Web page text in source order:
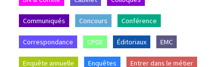
Communiqués Concours Conférence
Correspondance CPGE Éditoriaux EMC
Enquête annuelle Enquêtes Entrer dans le métier